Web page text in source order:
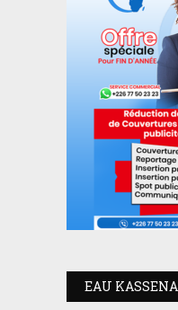
EAU KASSENA